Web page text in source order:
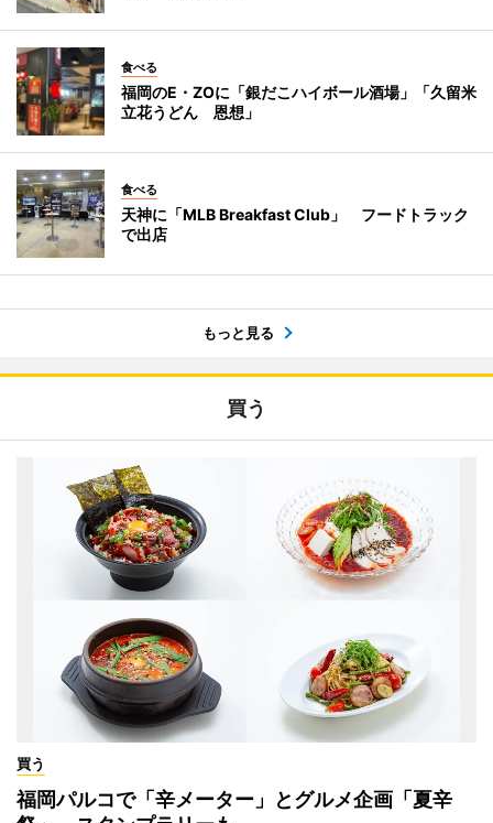
食べる
福岡のE・ZOに「銀だこハイボール酒場」「久留米
立花うどん 恩想」
食べる
天神に「MLB Breakfast Club」 フードトラック
で出店
もっと見る
買う
買う
福岡パルコで「辛メーター」とグルメ企画「夏辛